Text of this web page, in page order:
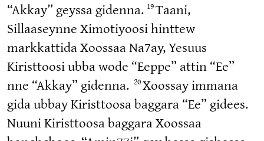
“Akkay” geyssa gidenna. 19Taani,
Sillaaseynne Ximotiyoosi hinttew
markkattida Xoossaa Na7ay, Yesuus
Kiristtoosi ubba wode “Eeppe” attin “Ee”
nne “Akkay” gidenna. 20Xoossay immana
gida ubbay Kiristtoosa baggara “Ee” gidees.
Nuuni Kiristtoosa baggara Xoossaa